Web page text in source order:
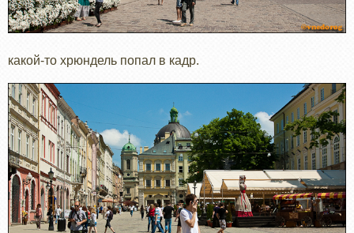
какой-то хрюндель попал в кадр.